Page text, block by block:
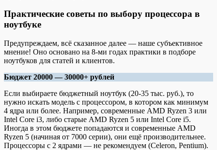
Практические советы по выбору процессора в
ноутбуке
Предупреждаем, всё сказанное далее — наше субъективное
мнение! Оно основано на 8-ми годах практики в подборе
ноутбуков для статей и клиентов.
Бюджет 20000 — 30000+ рублей
Если выбираете бюджетный ноутбук (20-35 тыс. руб.), то
нужно искать модель с процессором, в котором как минимум
4 ядра или более. Например, современные AMD Ryzen 3 или
Intel Core i3, либо старые AMD Ryzen 5 или Intel Core i5.
Иногда в этом бюджете попадаются и современные AMD
Ryzen 5 (начиная от 7000 серии), они ещё производительнее.
Процессоры с 2 ядрами — не рекомендуем (Celeron, Pentium).